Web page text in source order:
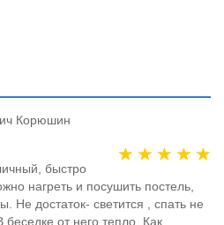
Корюшин
быстро
нагреть и посушить постель,
Не достаток- светится , спать не
от него тепло. Как